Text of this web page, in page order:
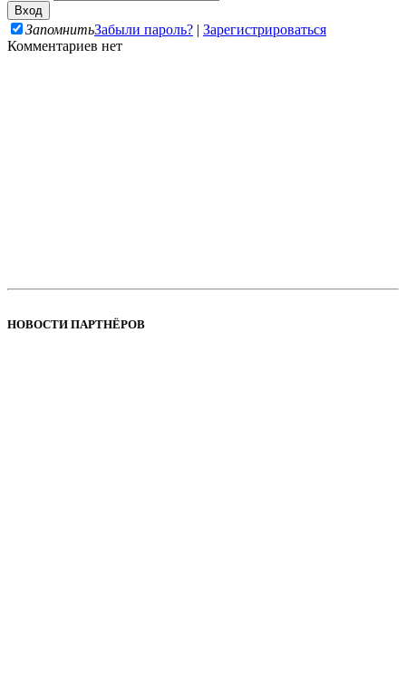
ЗапомнитьЗабыли пароль? | Зарегистрироваться
Комментариев нет
НОВОСТИ ПАРТНЁРОВ